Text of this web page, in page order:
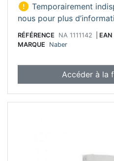
 Temporairement
nous pour plus
RÉFÉRENCE NA 1111142 EAN
MARQUE
Naber
Accéder à la